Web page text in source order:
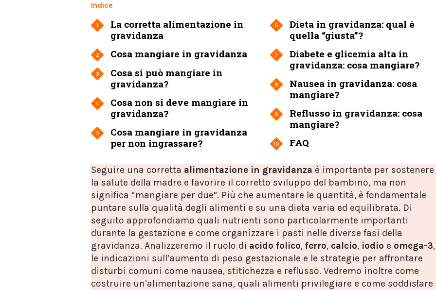
Indice
1
La corretta alimentazione in
gravidanza
2 Cosa mangiare in gravidanza
3
Cosa si può mangiare in
gravidanza?
4
Cosa non si deve mangiare in
gravidanza?
5
Cosa mangiare in gravidanza
per non ingrassare?
6
Dieta in gravidanza: qual è
quella “giusta”?
7
Diabete e glicemia alta in
gravidanza: cosa mangiare?
8
Nausea in gravidanza: cosa
mangiare?
9
Reflusso in gravidanza: cosa
mangiare?
10 FAQ
Seguire una corretta alimentazione in gravidanza è importante per sostenere
la salute della madre e favorire il corretto sviluppo del bambino, ma non
significa “mangiare per due”. Più che aumentare le quantità, è fondamentale
puntare sulla qualità degli alimenti e su una dieta varia ed equilibrata. Di
seguito approfondiamo quali nutrienti sono particolarmente importanti
durante la gestazione e come organizzare i pasti nelle diverse fasi della
gravidanza. Analizzeremo il ruolo di acido folico, ferro, calcio, iodio e omega-3,
le indicazioni sull’aumento di peso gestazionale e le strategie per affrontare
disturbi comuni come nausea, stitichezza e reflusso. Vedremo inoltre come
costruire un’alimentazione sana, quali alimenti privilegiare e come soddisfare